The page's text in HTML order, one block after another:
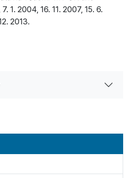
1. 2004, 16. 11. 2007, 15. 6.
2013.